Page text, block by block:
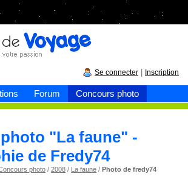
Forum Concours photo
Se connecter Inscription
"La faune" -
de Fredy74
photo /2008 / La faune /Photo de fredy74